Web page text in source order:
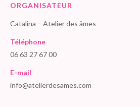
ORGANISATEUR
Catalina – Atelier des âmes
Téléphone
06 63 27 67 00
E-mail
info@atelierdesames.com